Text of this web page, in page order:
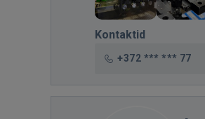
Kontaktid
+372 *** *** 77